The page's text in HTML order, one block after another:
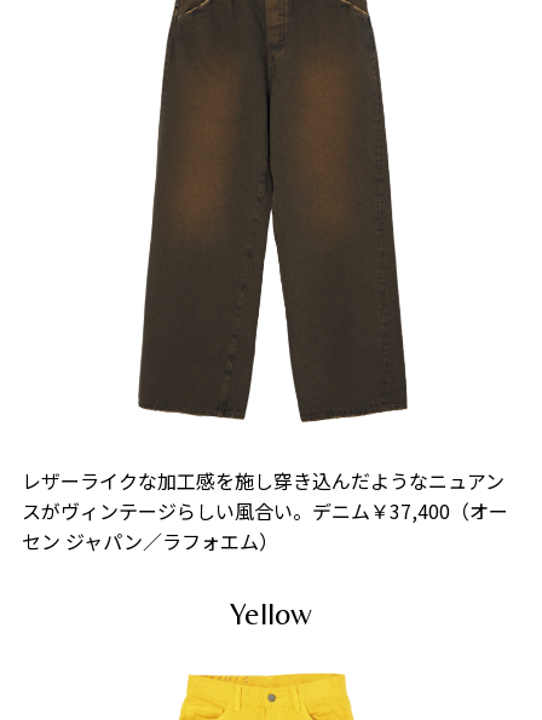
レザーライクな加工感を施し穿き込んだようなニュアン
スがヴィンテージらしい風合い。デニム￥37,400（オー
セン ジャパン／ラフォエム）
Yellow